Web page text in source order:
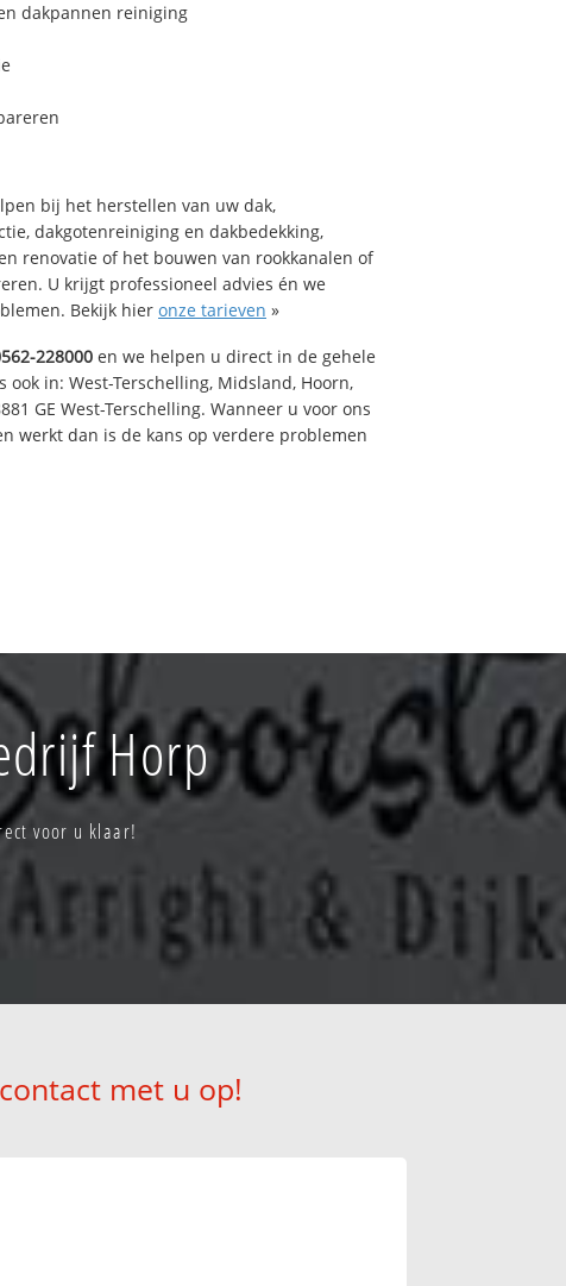
dakpannen reiniging
bij het herstellen van uw dak,
dakgotenreiniging en dakbedekking,
renovatie of het bouwen van rookkanalen of
U krijgt professioneel advies én we
Bekijk hier onze tarieven »
228000 en we helpen u direct in de gehele
ook in: West-Terschelling, Midsland, Hoorn,
GE West-Terschelling. Wanneer u voor ons
werkt dan is de kans op verdere problemen
Horp
voor u klaar!
met u op!